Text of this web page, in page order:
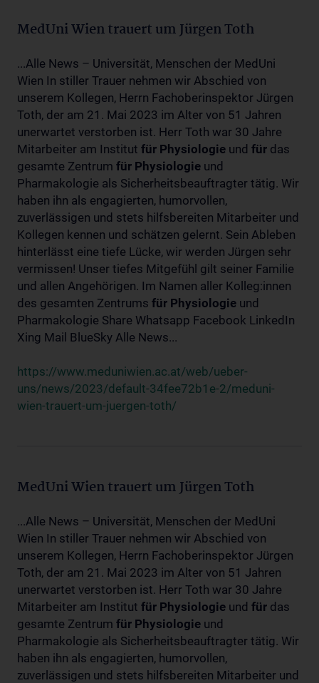
MedUni Wien trauert um Jürgen Toth
...Alle News – Universität, Menschen der MedUni
Wien In stiller Trauer nehmen wir Abschied von
unserem Kollegen, Herrn Fachoberinspektor Jürgen
Toth, der am 21. Mai 2023 im Alter von 51 Jahren
unerwartet verstorben ist. Herr Toth war 30 Jahre
Mitarbeiter am Institut für Physiologie und für das
gesamte Zentrum für Physiologie und
Pharmakologie als Sicherheitsbeauftragter tätig. Wir
haben ihn als engagierten, humorvollen,
zuverlässigen und stets hilfsbereiten Mitarbeiter und
Kollegen kennen und schätzen gelernt. Sein Ableben
hinterlässt eine tiefe Lücke, wir werden Jürgen sehr
vermissen! Unser tiefes Mitgefühl gilt seiner Familie
und allen Angehörigen. Im Namen aller Kolleg:innen
des gesamten Zentrums für Physiologie und
Pharmakologie Share Whatsapp Facebook LinkedIn
Xing Mail BlueSky Alle News...
https://www.meduniwien.ac.at/web/ueber-
uns/news/2023/default-34fee72b1e-2/meduni-
wien-trauert-um-juergen-toth/
MedUni Wien trauert um Jürgen Toth
...Alle News – Universität, Menschen der MedUni
Wien In stiller Trauer nehmen wir Abschied von
unserem Kollegen, Herrn Fachoberinspektor Jürgen
Toth, der am 21. Mai 2023 im Alter von 51 Jahren
unerwartet verstorben ist. Herr Toth war 30 Jahre
Mitarbeiter am Institut für Physiologie und für das
gesamte Zentrum für Physiologie und
Pharmakologie als Sicherheitsbeauftragter tätig. Wir
haben ihn als engagierten, humorvollen,
zuverlässigen und stets hilfsbereiten Mitarbeiter und